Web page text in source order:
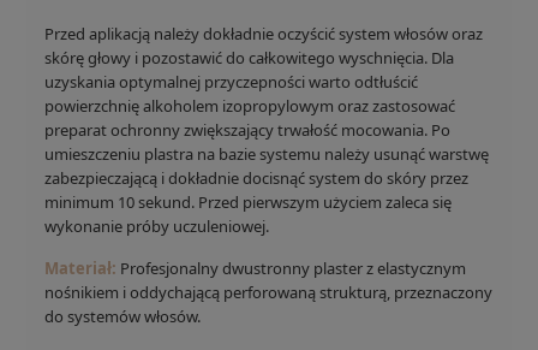
Przed aplikacją należy dokładnie oczyścić system włosów oraz
skórę głowy i pozostawić do całkowitego wyschnięcia. Dla
uzyskania optymalnej przyczepności warto odtłuścić
powierzchnię alkoholem izopropylowym oraz zastosować
preparat ochronny zwiększający trwałość mocowania. Po
umieszczeniu plastra na bazie systemu należy usunąć warstwę
zabezpieczającą i dokładnie docisnąć system do skóry przez
minimum 10 sekund. Przed pierwszym użyciem zaleca się
wykonanie próby uczuleniowej.
Materiał: Profesjonalny dwustronny plaster z elastycznym
nośnikiem i oddychającą perforowaną strukturą, przeznaczony
do systemów włosów.